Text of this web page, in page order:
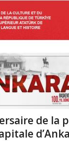
de la